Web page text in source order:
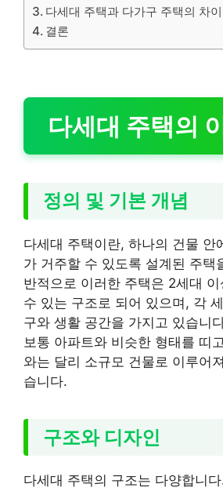
다세대 주택과 다가구 주택의 차
결론
다세대 주택의
정의 및 기본 개념
다세대 주택이란, 하나의 건물 안
가 거주할 수 있도록 설계된 주택
반적으로 이러한 주택은 2세대
수 있는 구조로 되어 있으며, 각
구와 생활 공간을 가지고 있습니
보통 아파트와 비슷한 형태를 띠
와는 달리 소규모 건물로 이루어
습니다.
구조와 디자인
다세대 주택의 구조는 다양합니